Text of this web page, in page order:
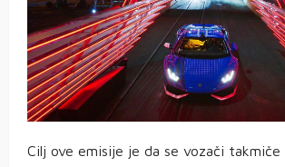
Cilj ove emisije je da se vozači